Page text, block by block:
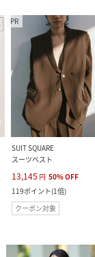
PR
SUIT SQUARE
スーツベスト
13,145 円 50%OFF
119ポイント(1倍)
クーポン対象